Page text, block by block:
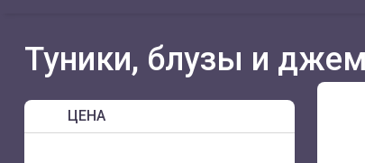
Туники, блузы и
ЦЕНА